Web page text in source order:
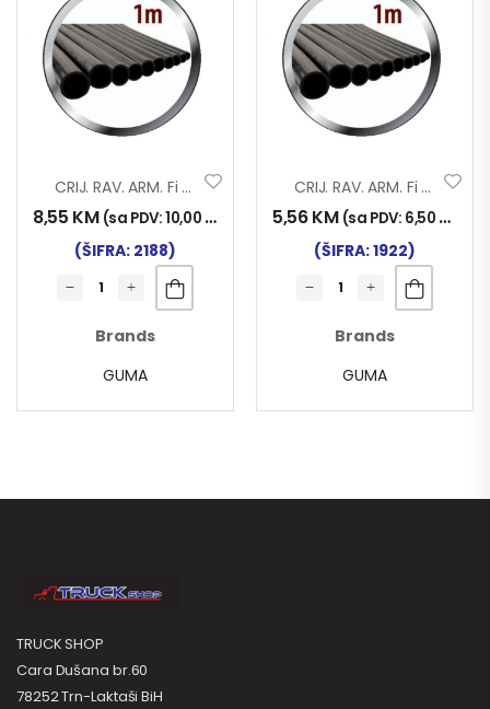
CRIJ. RAV. ARM. Fi 16X1000
8,55 KM (sa PDV:10,00 KM
(ŠIFRA: 2188)
Brands
GUMA
CRIJ. RAV. ARM. Fi 10×1000
5,56KM (sa PDV: 6,50 KM
(ŠIFRA: 1922)
Brands
GUMA
TRUCK SHOP
Cara Dušana br.60
78252 Trn-Laktaši BiH